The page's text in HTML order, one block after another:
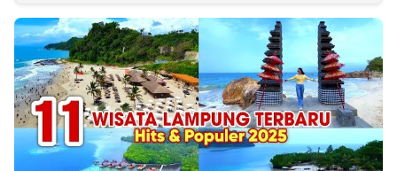
INDONESIA
Partner
Insight
NTB
Suara
Time
Lens
IDN
Daily
Jogja
Jalan
Rakyat
Idealita
News
Kita
Notice
Dinamikapost.com
Radar
Baru
Seedbacklink